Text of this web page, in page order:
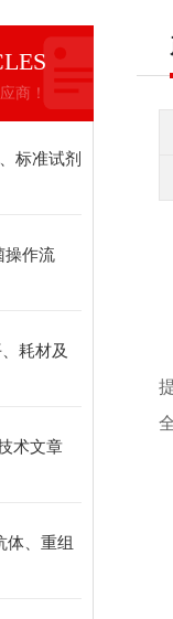
商！
标准试剂
操作流
耗材及
术文章
体、重组